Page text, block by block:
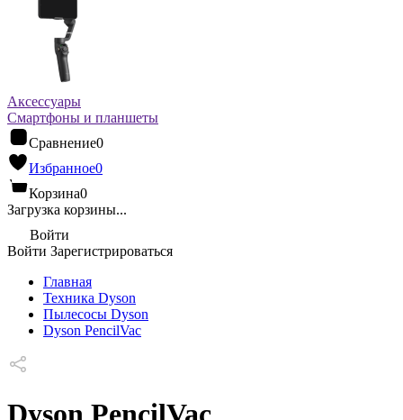
Аксессуары
Смартфоны и планшеты
Сравнение0
Избранное0
Корзина0
Загрузка корзины...
Войти
Войти Зарегистрироваться
Главная
Техника Dyson
Пылесосы Dyson
Dyson PencilVac